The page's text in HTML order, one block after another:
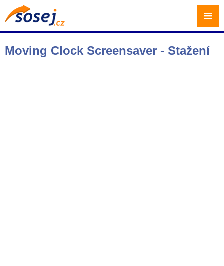
Moving Clock Screensaver - Stažení
≡